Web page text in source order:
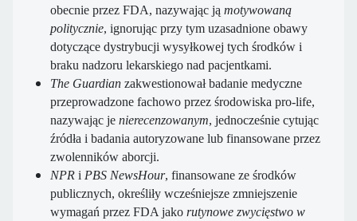
obecnie przez FDA, nazywając ją motywowaną
politycznie, ignorując przy tym uzasadnione obawy
dotyczące dystrybucji wysyłkowej tych środków i
braku nadzoru lekarskiego nad pacjentkami.
The Guardian zakwestionował badanie medyczne
przeprowadzone fachowo przez środowiska pro-life,
nazywając je nierecenzowanym, jednocześnie cytując
źródła i badania autoryzowane lub finansowane przez
zwolenników aborcji.
NPR i PBS NewsHour, finansowane ze środków
publicznych, określiły wcześniejsze zmniejszenie
wymagań przez FDA jako rutynowe zwycięstwo w